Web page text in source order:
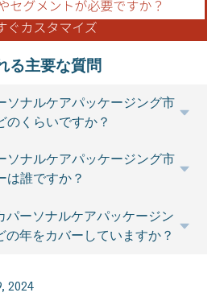
る主要な質問
ソナルケアパッケージング市
のくらいですか？
ソナルケアパッケージング市
は誰ですか？
パーソナルケアパッケージン
の年をカバーしていますか？
2024